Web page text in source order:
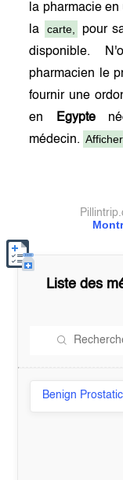
la pharmacie
la
carte, pour
disponible.
pharmacien le
fournir une
en
Egypte
médecin.
Liste des
Benign